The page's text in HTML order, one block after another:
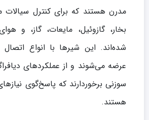
مدرن هستند که برای کنترل سیالات
بخار، گازوئیل، مایعات، گاز، و
شده‌اند. این شیرها با انواع
عرضه می‌شوند و از عملکردهای
سوزنی برخوردارند که پاسخ‌گوی
هستند.